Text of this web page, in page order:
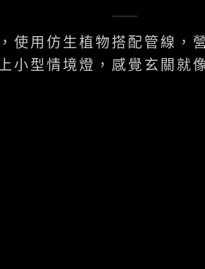
使用仿生植物搭配管線，
小型情境燈，感覺玄關就